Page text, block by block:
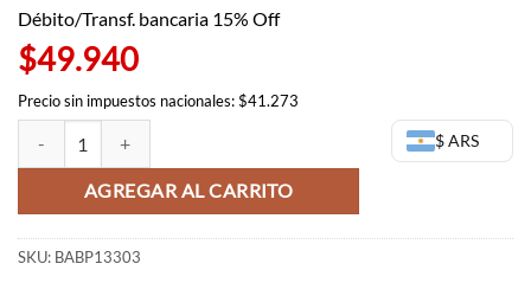
era:
Débito/Transf. bancaria 15% Off
$49.940
Precio sin impuestos nacionales: $41.273
$ ARS
Tao Len Shaman King - Banpresto cantidad
AGREGAR AL CARRITO
SKU: BABP13303